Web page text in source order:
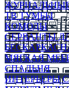
ТВ ТУМБЫ
КОМОДЫ
СЕРВАНТЫ
МЯГКАЯ
СПАЛЬНЯ
ИНТЕРЬЕРЫ